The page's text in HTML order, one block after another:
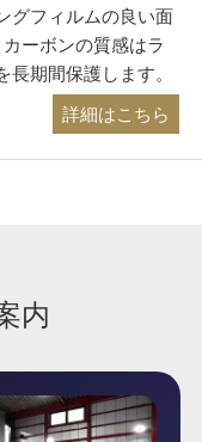
グフィルムの良い面
ーボンの質感はラ
期間保護します。
詳細はこちら
内